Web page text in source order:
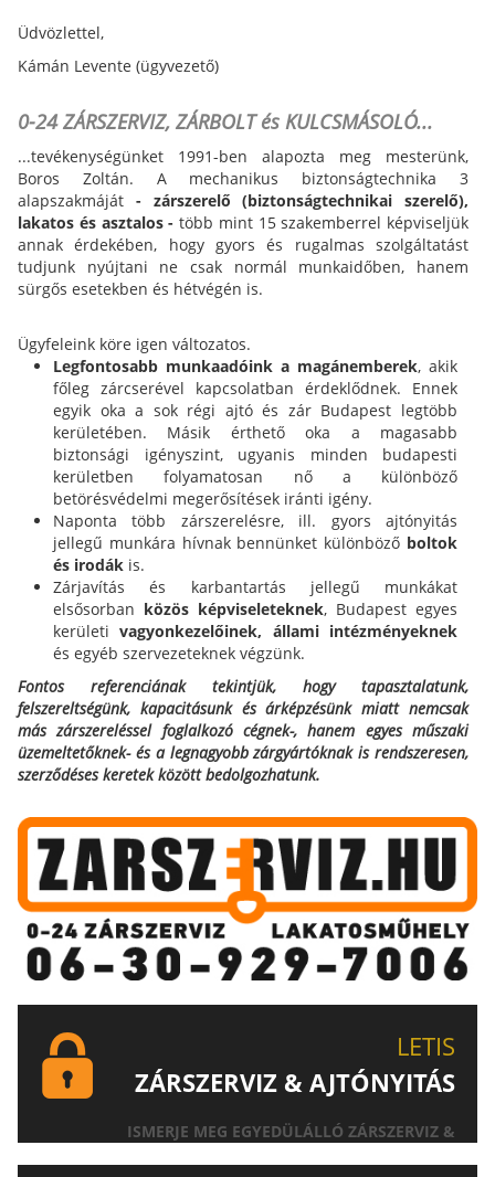
Üdvözlettel,
Kámán Levente (ügyvezető)
0-24 ZÁRSZERVIZ, ZÁRBOLT és KULCSMÁSOLÓ...
...tevékenységünket 1991-ben alapozta meg mesterünk,
Boros Zoltán. A mechanikus biztonságtechnika 3
alapszakmáját - zárszerelő (biztonságtechnikai szerelő),
lakatos és asztalos - több mint 15 szakemberrel képviseljük
annak érdekében, hogy gyors és rugalmas szolgáltatást
tudjunk nyújtani ne csak normál munkaidőben, hanem
sürgős esetekben és hétvégén is.
Ügyfeleink köre igen változatos.
Legfontosabb munkaadóink a magánemberek, akik
főleg zárcserével kapcsolatban érdeklődnek. Ennek
egyik oka a sok régi ajtó és zár Budapest legtöbb
kerületében. Másik érthető oka a magasabb
biztonsági igényszint, ugyanis minden budapesti
kerületben folyamatosan nő a különböző
betörésvédelmi megerősítések iránti igény.
Naponta több zárszerelésre, ill. gyors ajtónyitás
jellegű munkára hívnak bennünket különböző boltok
és irodák is.
Zárjavítás és karbantartás jellegű munkákat
elsősorban közös képviseleteknek, Budapest egyes
kerületivagyonkezelőinek, állami intézményeknek
és egyéb szervezeteknek végzünk.
Fontos referenciának tekintjük, hogy tapasztalatunk,
felszereltségünk, kapacitásunk és árképzésünk miatt nemcsak
más zárszereléssel foglalkozó cégnek-, hanem egyes műszaki
üzemeltetőknek- és a legnagyobb zárgyártóknak is rendszeresen,
szerződéses keretek között bedolgozhatunk.
LETIS
ZÁRSZERVIZ & AJTÓNYITÁS
ISMERJE MEG EGYEDÜLÁLLÓ ZÁRSZERVIZ &